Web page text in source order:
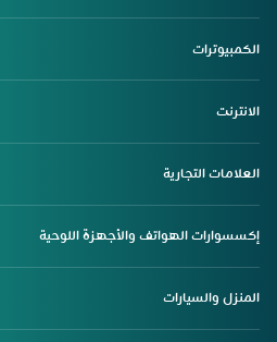
الكمبيوترات
الانترنت
العلامات التجارية
إكسسوارات الهواتف والأجهزة اللوحية
المنزل والسيارات